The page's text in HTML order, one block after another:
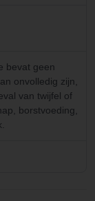
bevat geen
onvolledig zijn,
van twijfel of
borstvoeding,